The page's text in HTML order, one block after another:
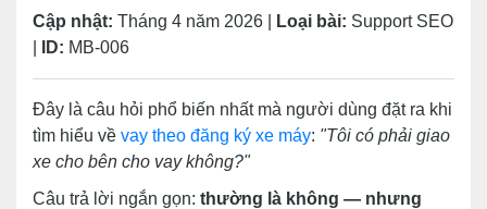
Cập nhật: Tháng 4 năm 2026 | Loại bài: Support SEO
ID: MB-006
Đây là câu hỏi phổ biến nhất mà người dùng đặt ra khi
tìm hiểu về vay theo đăng ký xe máy: "Tôi có phải giao
xe cho bên cho vay không?"
Câu trả lời ngắn gọn: thường là không — nhưng